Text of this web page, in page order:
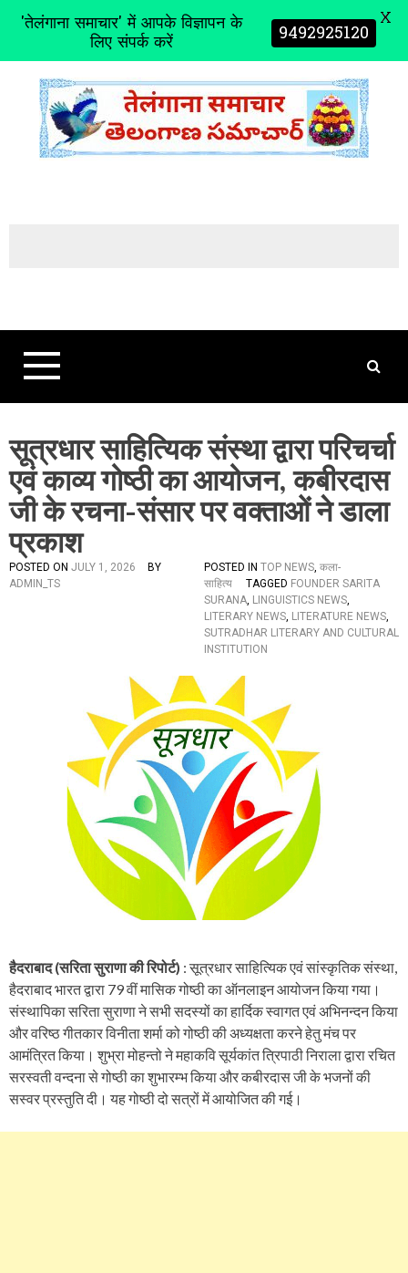
t
सूत्रधार साहित्यिक संस्था द्वारा परिचर्चा
एवं काव्य गोष्ठी का आयोजन, कबीरदास
जी के रचना-संसार पर वक्ताओं ने डाला
प्रकाश
POSTED ON JULY 1, 2026
BY
ADMIN_TS
POSTED IN TOP NEWS, कला-
साहित्य
TAGGED FOUNDER SARITA
SURANA, LINGUISTICS NEWS,
LITERARY NEWS, LITERATURE NEWS,
SUTRADHAR LITERARY AND CULTURAL
INSTITUTION
हैदराबाद (सरिता सुराणा की रिपोर्ट) : सूत्रधार साहित्यिक एवं सांस्कृतिक संस्था,
हैदराबाद भारत द्वारा 79 वीं मासिक गोष्ठी का ऑनलाइन आयोजन किया गया।
संस्थापिका सरिता सुराणा ने सभी सदस्यों का हार्दिक स्वागत एवं अभिनन्दन किया
और वरिष्ठ गीतकार विनीता शर्मा को गोष्ठी की अध्यक्षता करने हेतु मंच पर
आमंत्रित किया। शुभ्रा मोहन्तो ने महाकवि सूर्यकांत त्रिपाठी निराला द्वारा रचित
सरस्वती वन्दना से गोष्ठी का शुभारम्भ किया और कबीरदास जी के भजनों की
सस्वर प्रस्तुति दी। यह गोष्ठी दो सत्रों में आयोजित की गई।
'तेलंगाना समाचार' में आपके विज्ञापन के
लिए संपर्क करें 9492925120 X